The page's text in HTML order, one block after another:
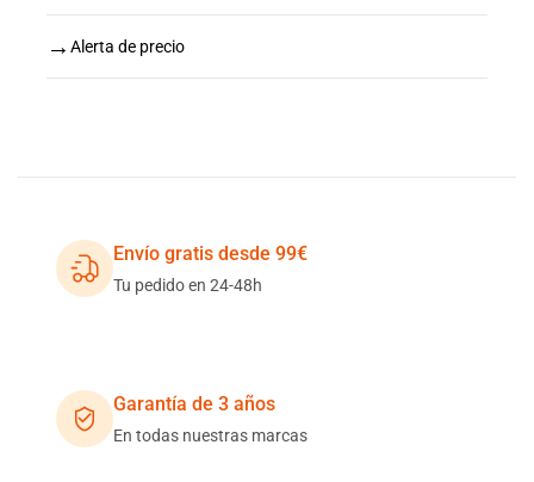
→ Alerta de precio
Envío gratis desde 99€
Tu pedido en 24-48h
Garantía de 3 años
En todas nuestras marcas